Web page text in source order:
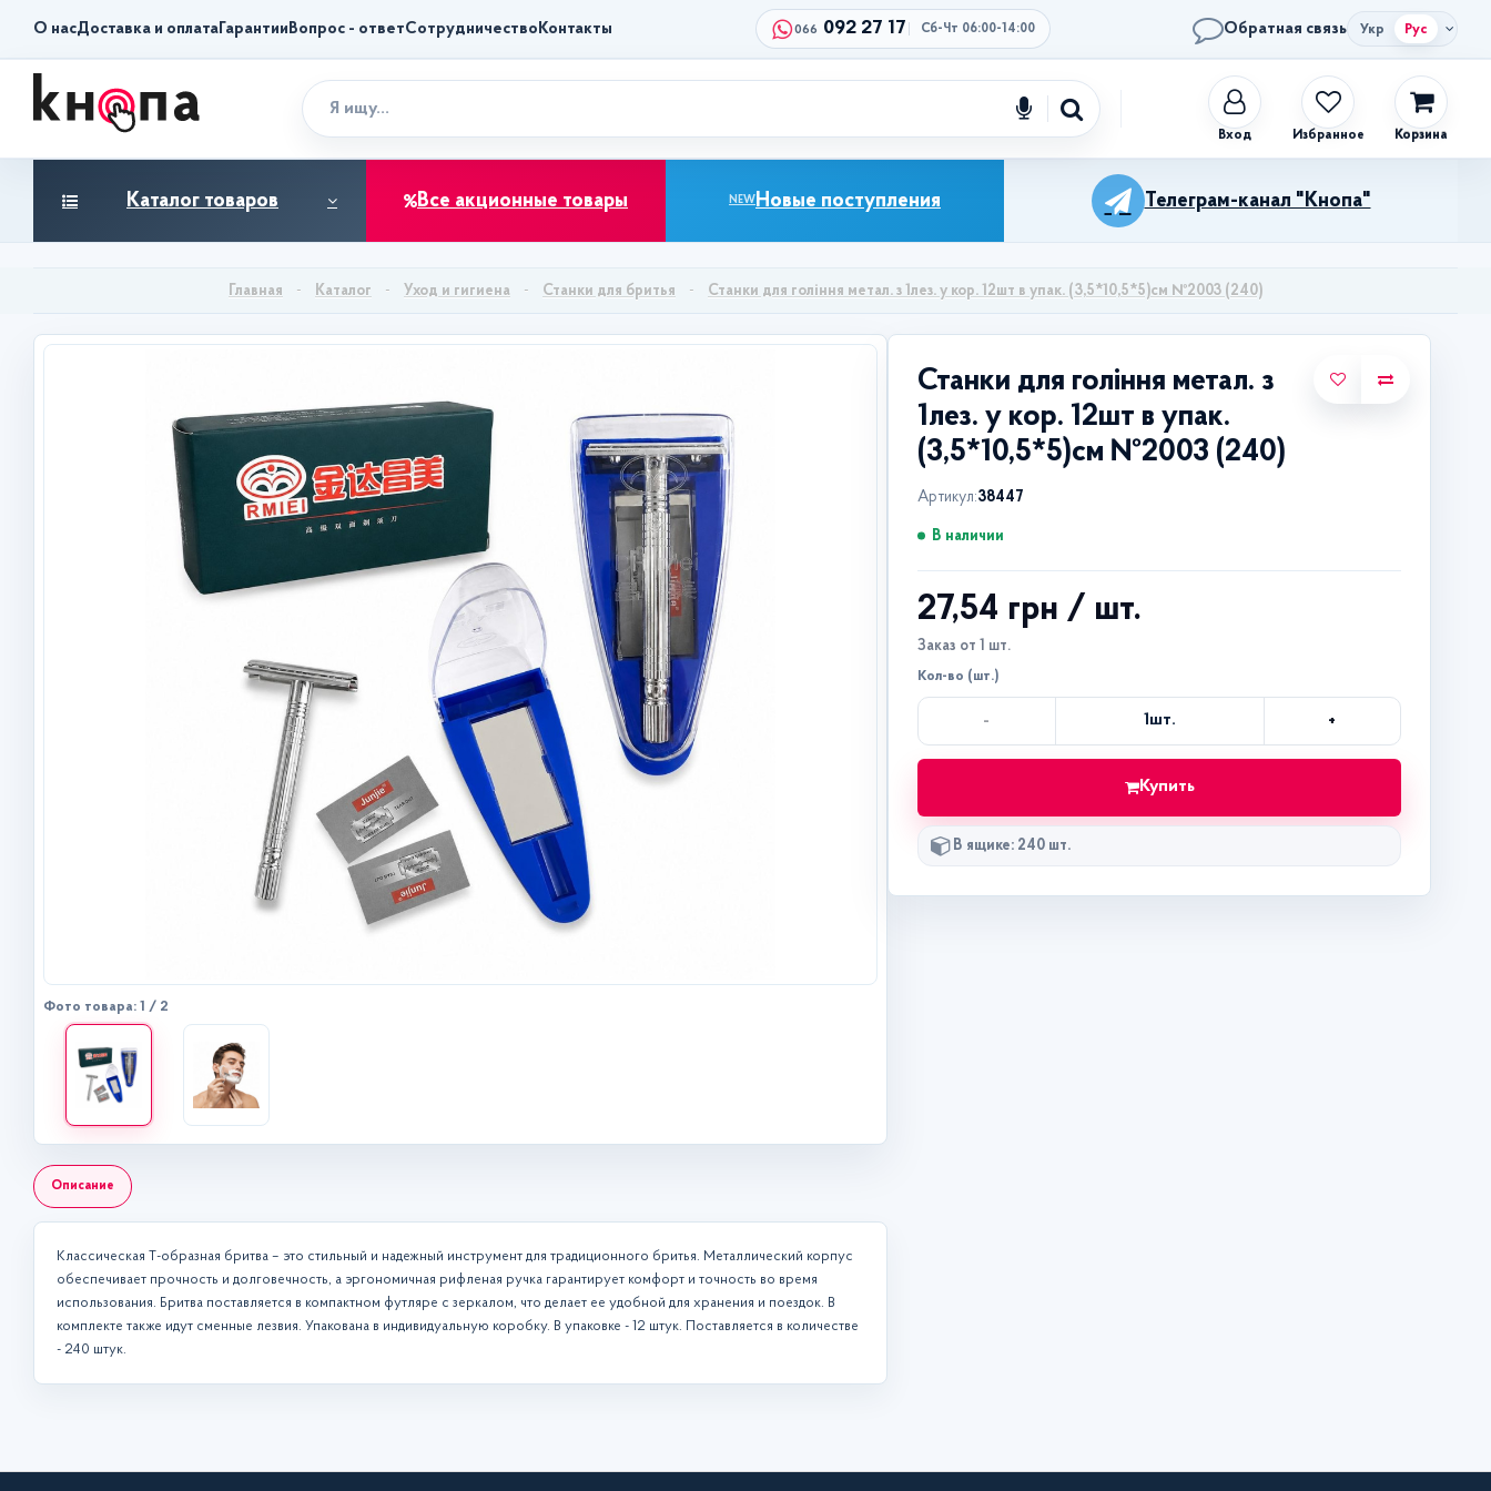
О насДоставка и оплата Гарантии Вопрос - ответСотрудничество Контакты 066 092 27 17 Сб-Чт 06:00-14:00 Обратная связь Укр Рус
Избранное Корзина
Каталог товаров Все акционные товары NEW Новые поступления Телеграм-канал "Кнопа"
Каталог Уход и гигиена Станки для бритья Станки для гоління метал. з 1лез. у кор. 12шт в упак. (3,5*10,5*5)см №2003 (240)
Фото товара: 1 / 2
Описание
Классическая Т-образная бритва – это стильный и надежный инструмент для традиционного бритья. Металлический корпус
обеспечивает прочность и долговечность, а эргономичная рифленая ручка гарантирует комфорт и точность во время
использования. Бритва поставляется в компактном футляре с зеркалом, что делает ее удобной для хранения и поездок. В
комплекте также идут сменные лезвия. Упакована в индивидуальную коробку. В упаковке - 12 штук. Поставляется в количестве
- 240 штук.
Станки для гоління метал. з
1лез. у кор. 12шт в упак.
(3,5*10,5*5)см №2003 (240)
Артикул:38447
В наличии
27,54 грн / шт.
Заказ от 1 шт.
Кол-во (шт.)
- 1шт. +
Купить
В ящике: 240 шт.